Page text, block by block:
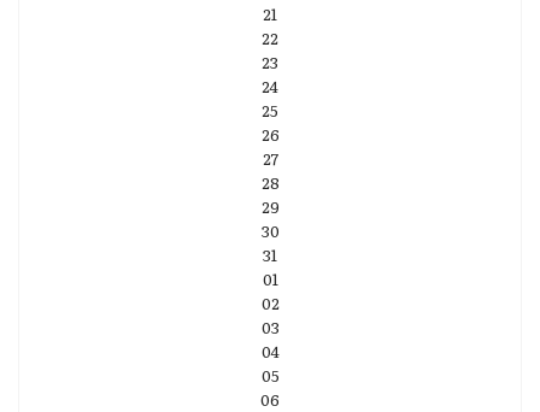
21
22
23
24
25
26
27
28
29
30
31
01
02
03
04
05
06